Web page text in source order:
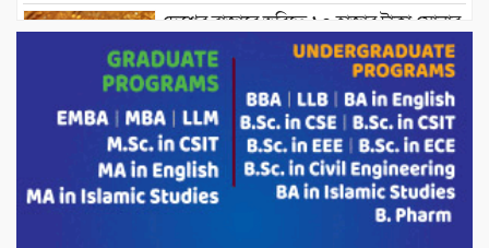
দেশের বাজারে ভরিতে ১০ হাজার টাকা সোনার
দাম বাড়ানোর ঘোষণা।
ভারপ্রাপ্ত রাষ্ট্রপতি হাফিজ উদ্দিন আহমদের
সাথে এইচটি বাংলা অনলাইন পোর্টাল ও আইপি
টিভির সম্পাদক মোঃ ইসমাইল হোসেনের
সৌজন্য সাক্ষাৎ।
পাটগ্রামে জুলাই অভ্যুত্থান দিবস উপলক্ষে